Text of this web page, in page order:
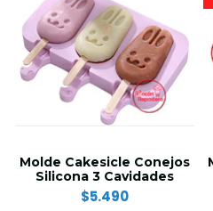
Molde Cakesicle Conejos
Silicona 3 Cavidades
$5.490